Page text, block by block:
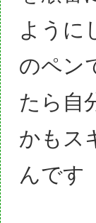
ように
のペン
たら自
かもス
んです